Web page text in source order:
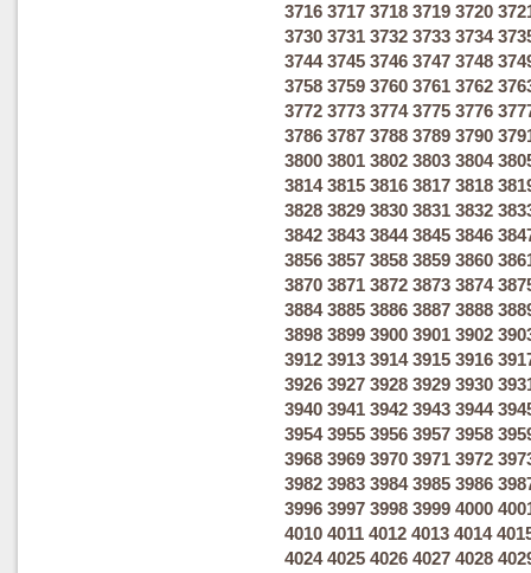
3716 3717 3718 3719 3720
3730 3731 3732 3733 3734
3744 3745 3746 3747 3748
3758 3759 3760 3761 3762
3772 3773 3774 3775 3776
3786 3787 3788 3789 3790
3800 3801 3802 3803 3804
3814 3815 3816 3817 3818
3828 3829 3830 3831 3832
3842 3843 3844 3845 3846
3856 3857 3858 3859 3860
3870 3871 3872 3873 3874
3884 3885 3886 3887 3888
3898 3899 3900 3901 3902
3912 3913 3914 3915 3916
3926 3927 3928 3929 3930
3940 3941 3942 3943 3944
3954 3955 3956 3957 3958
3968 3969 3970 3971 3972
3982 3983 3984 3985 3986
3996 3997 3998 3999 4000
4010 4011 4012 4013 4014
4024 4025 4026 4027 4028